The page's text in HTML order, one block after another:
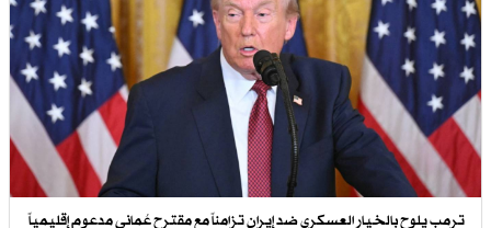
ترمب يلوح بالخيار العسكري ضد إيران تزامناً مع مقترح عُماني مدعوم إقليمياً